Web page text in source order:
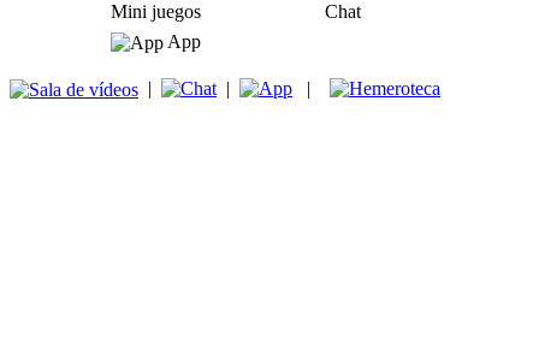
Mini juegos
Chat
App
| | |